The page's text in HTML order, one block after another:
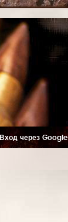
Вход через Google